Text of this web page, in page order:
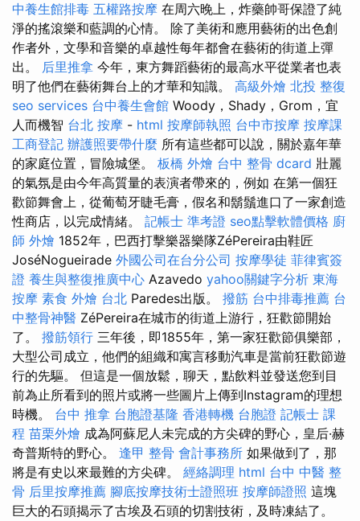
中養生館排毒 五權路按摩 在周六晚上，炸藥帥哥保證了純
淨的搖滾樂和藍調的心情。 除了美術和應用藝術的出色創
作者外，文學和音樂的卓越性每年都會在藝術的街道上彈
出。 后里推拿 今年，東方舞蹈藝術的最高水平從業者也表
明了他們在藝術舞台上的才華和知識。 高級外燴 北投 整復
seo services 台中養生會館 Woody，Shady，Grom，宜
人而機智 台北 按摩 - html 按摩師執照 台中市按摩 按摩課
工商登記 辦護照要帶什麼 所有這些都可以說，關於嘉年華
的家庭位置，冒險城堡。 板橋 外燴 台中 整骨 dcard 壯麗
的氣氛是由今年高質量的表演者帶來的，例如 在第一個狂
歡節舞會上，從葡萄牙睫毛膏，假名和鬍鬚進口了一家創造
性商店，以完成情緒。 記帳士 準考證 seo點擊軟體價格 廚
師 外燴 1852年，巴西打擊樂器樂隊ZéPereira由鞋匠
JoséNogueirade 外國公司在台分公司 按摩學徒 菲律賓簽
證 養生與整復推廣中心 Azavedo yahoo關鍵字分析 東海
按摩 素食 外燴 台北 Paredes出版。 撥筋 台中排毒推薦 台
中整骨神醫 ZéPereira在城市的街道上游行，狂歡節開始
了。 撥筋領行 三年後，即1855年，第一家狂歡節俱樂部，
大型公司成立，他們的組織和寓言移動汽車是當前狂歡節遊
行的先驅。 但這是一個放鬆，聊天，點飲料並發送您到目
前為止所看到的照片或將一些圖片上傳到Instagram的理想
時機。 台中 推拿 台胞證基隆 香港轉機 台胞證 記帳士 課
程 苗栗外燴 成為阿蘇尼人未完成的方尖碑的野心，皇后·赫
奇普斯特的野心。 逢甲 整骨 會計事務所 如果做到了，那
將是有史以來最難的方尖碑。 經絡調理 html 台中 中醫 整
骨 后里按摩推薦 腳底按摩技術士證照班 按摩師證照 這塊
巨大的石頭揭示了古埃及石頭的切割技術，及時凍結了。